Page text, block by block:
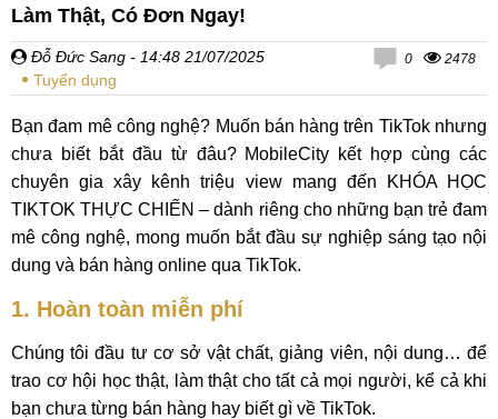
Làm Thật, Có Đơn Ngay!
Đỗ Đức Sang - 14:48 21/07/2025
Tuyển dụng
0 2478
Bạn đam mê công nghệ? Muốn bán hàng trên TikTok nhưng
chưa biết bắt đầu từ đâu? MobileCity kết hợp cùng các
chuyên gia xây kênh triệu view mang đến KHÓA HỌC
TIKTOK THỰC CHIẾN – dành riêng cho những bạn trẻ đam
mê công nghệ, mong muốn bắt đầu sự nghiệp sáng tạo nội
dung và bán hàng online qua TikTok.
1. Hoàn toàn miễn phí
Chúng tôi đầu tư cơ sở vật chất, giảng viên, nội dung… để
trao cơ hội học thật, làm thật cho tất cả mọi người, kể cả khi
bạn chưa từng bán hàng hay biết gì về TikTok.